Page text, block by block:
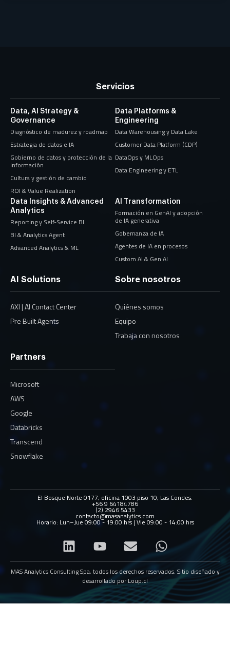
Servicios
Data, AI Strategy &
Governance
Diagnóstico de madurez y roadmap
Estrategia de datos e IA
Gobierno de datos y protección de la
información
Cultura y gestión de cambio
ROI & Value Realization
Data Platforms &
Engineering
Data Warehousing y Data Lake
Customer Data Platform (CDP)
DataOps y MLOps
Data Engineering y ETL
Data Insights & Advanced
Analytics
Reporting y Self-Service BI
BI & Analytics Agent
Advanced Analytics & ML
AI Transformation
Formación en GenAI y adopción
de IA generativa
Gobernanza de IA
Agentes de IA en procesos
Custom AI & Gen AI
AI Solutions
AXI | AI Contact Center
Pre Built Agents
Sobre nosotros
Quiénes somos
Equipo
Trabaja con nosotros
Partners
Microsoft
AWS
Google
Databricks
Transcend
Snowflake
El Bosque Norte 0177, oficina 1003 piso 10, Las Condes.
+56 9 64184786
(2) 2946 5433
contacto@masanalytics.com
Horario: Lun–Jue 09:00 - 19:00 hrs | Vie 09:00 - 14:00 hrs
MAS Analytics Consulting Spa, todos los derechos reservados. Sitio diseñado y
desarrollado por Loup.cl